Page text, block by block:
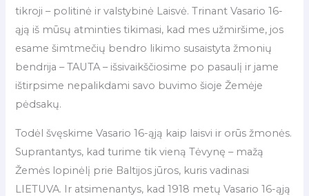
tikroji – politinė ir valstybinė Laisvė. Trinant Vasario 16-
ąją iš mūsų atminties tikimasi, kad mes užmiršime, jos
esame šimtmečių bendro likimo susaistyta žmonių
bendrija – TAUTA – išsivaikščiosime po pasaulį ir jame
ištirpsime nepalikdami savo buvimo šioje Žemėje
pėdsakų.
Todėl švęskime Vasario 16-ąją kaip laisvi ir orūs žmonės.
Suprantantys, kad turime tik vieną Tėvynę – mažą
Žemės lopinėlį prie Baltijos jūros, kuris vadinasi
LIETUVA. Ir atsimenantys, kad 1918 metų Vasario 16-ąją